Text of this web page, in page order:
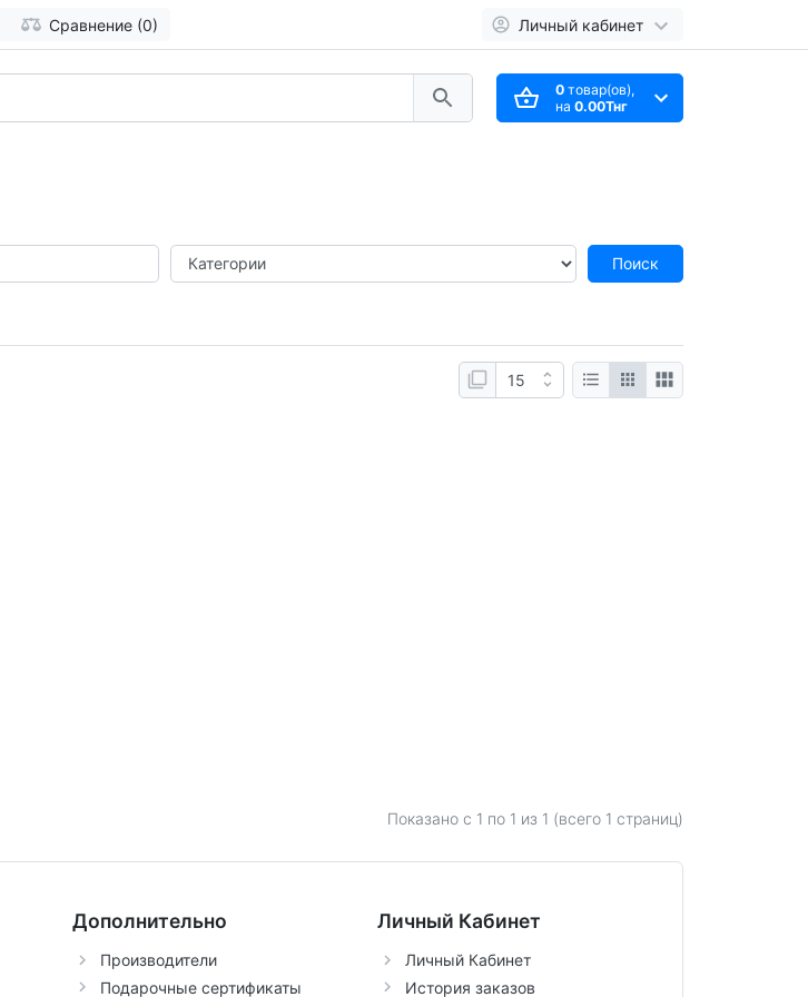
Сравнение (0) Личный кабинет
0товар(ов),
на 0.00Тнг
Показано с 1 по 1 из 1 (всего 1 страниц)
Дополнительно
Производители
Подарочные сертификаты
Личный Кабинет
Личный Кабинет
История заказов